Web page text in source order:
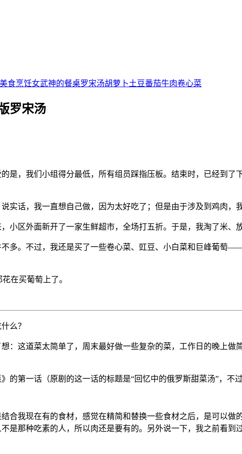
美食烹饪女武神的餐桌罗宋汤胡萝卜土豆番茄牛肉卷心菜
罗宋汤
是，我们小组得分最低，所有组员踩指压板。结束时，已经到
实话，我一直想自己做，因为太好吃了；但是由于涉及到鸡肉，
小区外面新开了一家生鲜超市，全场打五折。于是，我淘了米、
多。不过，我还是买了一些卷心菜、豇豆、小白菜和巨峰葡萄
在买葡萄上了。
么？
：这道菜太简单了，周末最好做一些复杂的菜，工作日的晚上
的第一话（原剧的这一话的标题是“回忆中的俄罗斯甜菜汤”，不
合我现在有的食材，感觉在精简和替换一些食材之后，是可以
是那种吃素的人，所以肉还是要有的。另外说一下，我之前看到